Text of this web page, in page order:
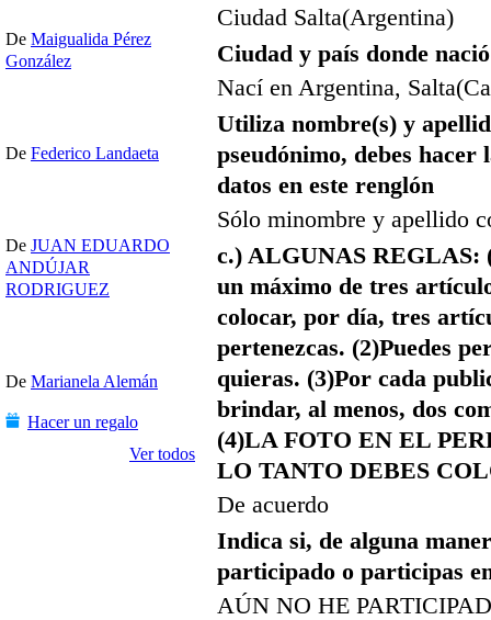
De Maigualida Pérez
González
De Federico Landaeta
De JUAN EDUARDO
ANDÚJAR
RODRIGUEZ
De Marianela Alemán
Hacer un regalo
Ver todos
Ciudad Salta(Argentina)
Ciudad y país donde nació
Nací en Argentina,
Utiliza nombre(s) y
pseudónimo, debes
datos en este renglón
Sólo minombre y apellido
c.) ALGUNAS REGLAS:
un máximo de tres
colocar, por día, tres
pertenezcas. (2)Puedes
quieras. (3)Por cada
brindar, al menos, dos
(4)LA FOTO EN EL
LO TANTO DEBES
De acuerdo
Indica si, de alguna
participado o participas
AÚN NO HE